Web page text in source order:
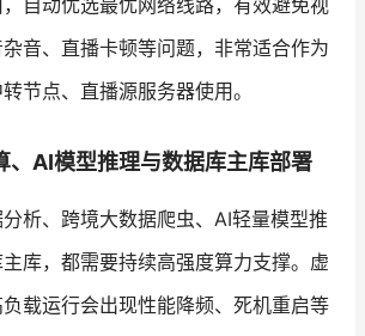
自动优选最优网络线路，有效避免视
音、直播卡顿等问题，非常适合作为
节点、直播源服务器使用。
、AI模型推理与数据库主库部署
析、跨境大数据爬虫、AI轻量模型推
库，都需要持续高强度算力支撑。虚
载运行会出现性能降频、死机重启等